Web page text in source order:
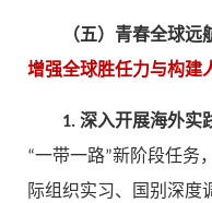
（五）青春全球远
增强全球胜任力与构建
1. 深入开展海外实
“一带一路”新阶段任务
际组织实习、国别深度